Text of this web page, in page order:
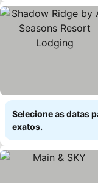
Selecione as datas
exatos.